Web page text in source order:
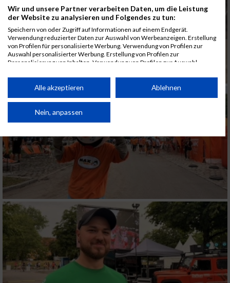
Wir und unsere Partner verarbeiten Daten, um die Leistung
der Website zu analysieren und Folgendes zu tun:
Speichern von oder Zugriff auf Informationen auf einem Endgerät.
Verwendung reduzierter Daten zur Auswahl von Werbeanzeigen. Erstellung
von Profilen für personalisierte Werbung. Verwendung von Profilen zur
Auswahl personalisierter Werbung. Erstellung von Profilen zur
Personalisierung von Inhalten. Verwendung von Profilen zur Auswahl
Performance von Inhalten. Analyse von Zielgruppen durch Statistiken oder
Kombinationen von Daten aus verschiedenen Quellen. Entwicklung und
von Inhalten.
Daten können außerhalb der Europäischen Union weitergegeben und in die
Website/App.
Partnerliste anzeigen (1 IAB-Anbieter)
Wir nutzen Ihre Daten für folgende Zwecke:
IAB-Verarbeitungszwecke:
Speichern von oder Zugriff auf Informationen
auf einem Endgerät
Verwendung reduzierter Daten zur Auswahl
von Werbeanzeigen
Erstellung von Profilen für personalisierte
Werbung
Alle akzeptieren Ablehnen
Nein, anpassen